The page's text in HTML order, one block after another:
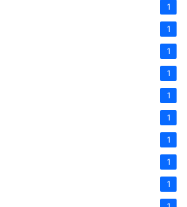
1
1
1
1
1
1
1
1
1